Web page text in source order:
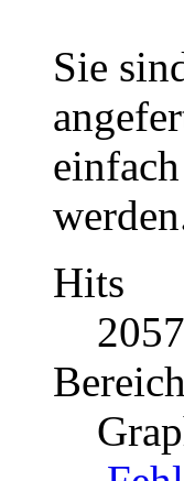
Sie
Hits
2057
Bereich